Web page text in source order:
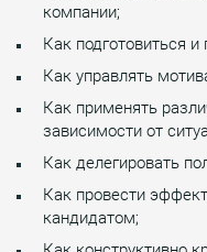
компании;
Как подготовиться
Как управлять
Как применять
зависимости от
Как делегировать
Как провести
кандидатом;